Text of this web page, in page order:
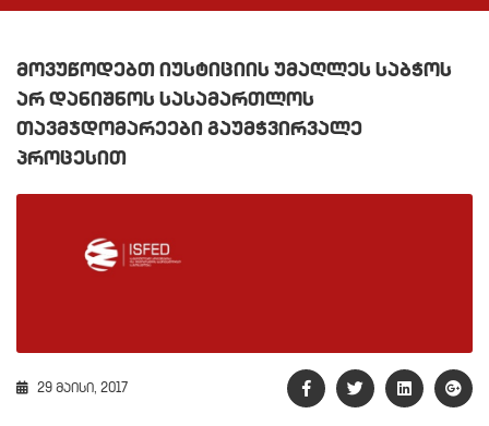
მოვუწოდებთ იუსტიციის უმაღლეს საბჭოს
არ დანიშნოს სასამართლოს
თავმჯდომარეები გაუმჭვირვალე
პროცესით
29 მაისი, 2017